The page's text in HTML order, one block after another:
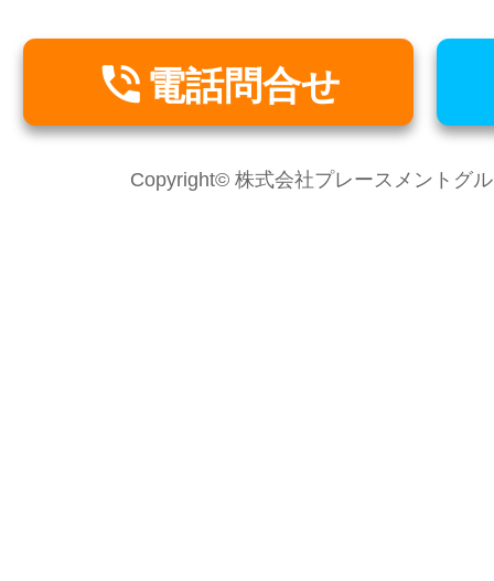
 電話問合せ
Copyright© 株式会社プレースメントグ